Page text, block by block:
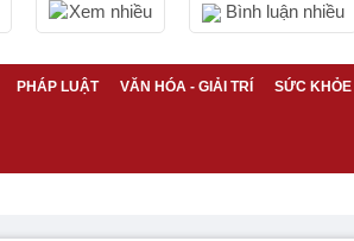
Xem nhiều Bình luận nhiều
PHÁP LUẬT VĂN HÓA - GIẢI TRÍ SỨC KHỎE